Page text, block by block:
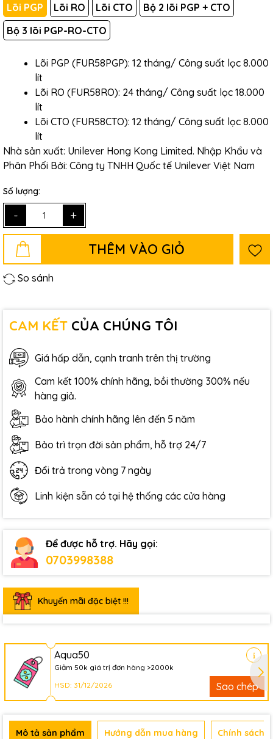
Lõi PGP
Lõi RO Lõi CTO
Bộ 2 lõi PGP + CTO
Bộ 3 lõi PGP-RO-CTO
Lõi PGP (FUR58PGP): 12 tháng/ Công suất lọc 8.000
lít
Lõi RO (FUR58RO): 24 tháng/ Công suất lọc 18.000
lít
Lõi CTO (FUR58CTO): 12 tháng/ Công suất lọc 8.000
lít
Nhà sản xuất: Unilever Hong Kong Limited. Nhập Khẩu và
Phân Phối Bởi: Công ty TNHH Quốc tế Unilever Việt Nam
Số lượng:
- +
THÊM VÀO GIỎ
So sánh
CAM KẾT CỦA CHÚNG TÔI
Giá hấp dẫn, cạnh tranh trên thị trường
Cam kết 100% chính hãng, bồi thường 300% nếu
hàng giả.
Bảo hành chính hãng lên đến 5 năm
Bảo trì trọn đời sản phẩm, hỗ trợ 24/7
Đổi trả trong vòng 7 ngày
Linh kiện sẵn có tại hệ thống các cửa hàng
Để được hỗ trợ. Hãy gọi:
0703998388
Khuyến mãi đặc biệt !!!
Aqua50
Giảm 50k giá trị đơn hàng >2000k
HSD: 31/12/2026
Sao chép
Mô tả sản phẩm Hướng dẫn mua hàng Chính sách